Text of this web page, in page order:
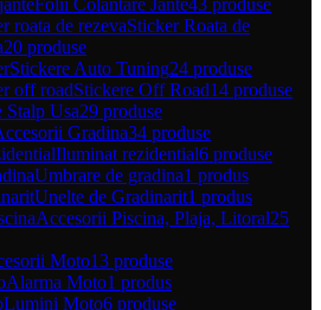
Sticker Roata de
20 produse
Stickere Auto Tuning24 produse
Stickere Off Road14 produse
Stalp Usa29 produse
Gradina34 produse
Iluminat rezidential6 produse
Umbrare de gradina1 produs
Unelte de Gradinarit1 produs
Accesorii Piscina, Plaja, Litoral25
Moto13 produse
Alarma Moto1 produs
Lumini Moto6 produse